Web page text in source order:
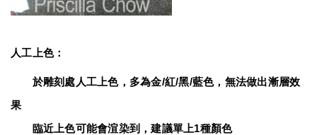
人工上色：
於雕刻處人工上色，多為金/紅/黑/藍色，無法做出漸層效
果
臨近上色可能會渲染到，建議單上1種顏色